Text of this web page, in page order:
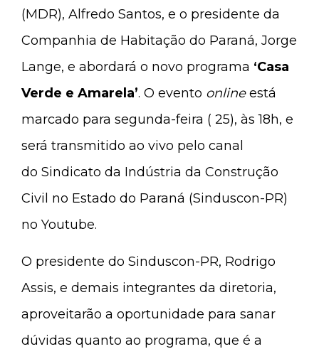
(MDR), Alfredo Santos, e o presidente da
Companhia de Habitação do Paraná, Jorge
Lange, e abordará o novo programa ‘Casa
Verde e Amarela’. O evento onlineestá
marcado para segunda-feira ( 25), às 18h, e
será transmitido ao vivo pelo canal
do Sindicato da Indústria da Construção
Civil no Estado do Paraná (Sinduscon-PR)
no Youtube.
O presidente do Sinduscon-PR, Rodrigo
Assis, e demais integrantes da diretoria,
aproveitarão a oportunidade para sanar
dúvidas quanto ao programa, que é a